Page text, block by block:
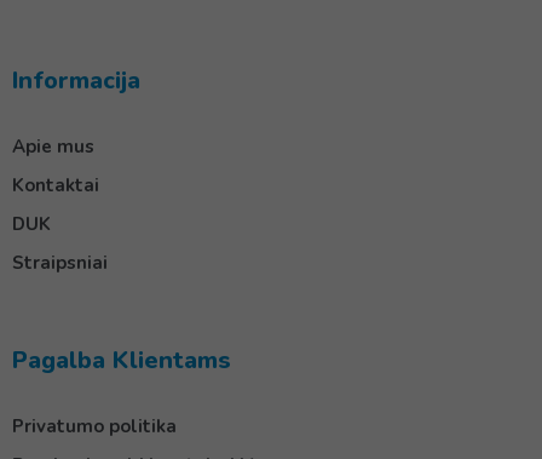
Informacija
Apie mus
Kontaktai
DUK
Straipsniai
Pagalba Klientams
Privatumo politika